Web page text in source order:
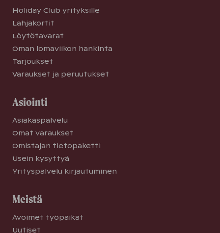
Holiday Club yrityksille
Lahjakortit
Löytötavarat
Oman lomaviikon hankinta
Tarjoukset
Varaukset ja peruutukset
Asiointi
Asiakaspalvelu
Omat varaukset
Omistajan tietopaketti
Usein kysyttyä
Yrityspalvelu kirjautuminen
Meistä
Avoimet työpaikat
Uutiset